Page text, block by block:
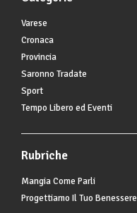
Varese
Cronaca
Provincia
Saronno Tradate
Sport
Tempo Libero ed Eventi
Rubriche
Mangia Come Parli
Progettiamo Il Tuo Benessere